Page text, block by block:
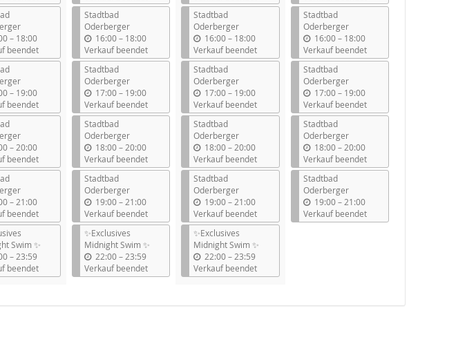
s
–b
i
s
18:00
beendet
–b
i
s
19:00
beendet
–b
i
s
20:00
beendet
–b
i
s
21:00
beendet
Swim ✨
–b
i
s
23:59
beendet
s
Stadtbad
Oderberger
16:00–b
i
s
18:00
Verkauf beendet
Stadtbad
Oderberger
17:00–b
i
s
19:00
Verkauf beendet
Stadtbad
Oderberger
18:00–b
i
s
20:00
Verkauf beendet
Stadtbad
Oderberger
19:00–b
i
s
21:00
Verkauf beendet
✨Exclusives
Midnight Swim ✨
22:00–b
i
s
23:59
Verkauf beendet
s
Stadtbad
Oderberger
16:00 –b
i
s
18:00
Verkauf beendet
Stadtbad
Oderberger
17:00 –b
i
s
19:00
Verkauf beendet
Stadtbad
Oderberger
18:00 –b
i
s
20:00
Verkauf beendet
Stadtbad
Oderberger
19:00 –b
i
s
21:00
Verkauf beendet
✨Exclusives
Midnight Swim ✨
22:00 –b
i
s
23:59
Verkauf beendet
s
Stadtbad
Oderberger
16:00 –b
i
s
18:00
Verkauf beendet
Stadtbad
Oderberger
17:00 –b
i
s
19:00
Verkauf beendet
Stadtbad
Oderberger
18:00 –b
i
s
20:00
Verkauf beendet
Stadtbad
Oderberger
19:00 –b
i
s
21:00
Verkauf beendet